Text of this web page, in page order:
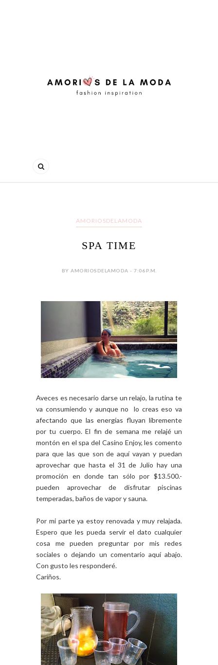
AMORIOSDELAMODA
SPA TIME
BY AMORIOSDELAMODA - 7:06 P.M.
Aveces es necesario darse un relajo, la rutina te
va consumiendo y aunque no lo creas eso va
afectando que las energías fluyan libremente
por tu cuerpo. El fin de semana me relajé un
montón en el spa del Casino Enjoy, les comento
para que las que son de aquí vayan y puedan
aprovechar que hasta el 31 de Julio hay una
promoción en donde tan sólo por $13.500.-
pueden aprovechar de disfrutar piscinas
temperadas, baños de vapor y sauna.
Por mi parte ya estoy renovada y muy relajada.
Espero que les pueda servir el dato cualquier
cosa me pueden preguntar por mis redes
sociales o dejando un comentario aquí abajo.
Con gusto les responderé.
Cariños.